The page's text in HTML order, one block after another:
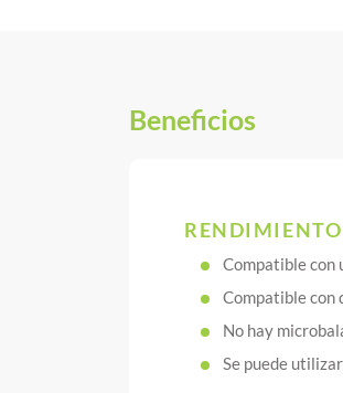
Beneficios
RENDIMIENTO
Compatible con
Compatible con
No hay
Se puede